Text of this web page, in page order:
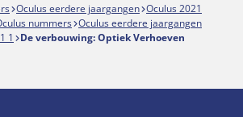
Oculus eerdere jaargangen Oculus 2021
nummers Oculus eerdere jaargangen
1 De verbouwing: Optiek Verhoeven